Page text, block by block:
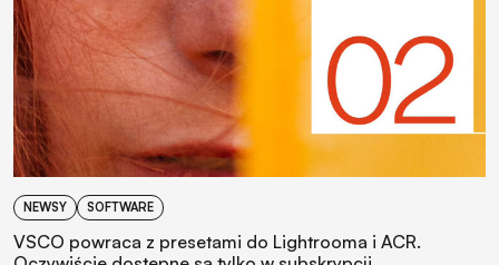
NEWSY SOFTWARE
VSCO powraca z presetami do Lightrooma i ACR.